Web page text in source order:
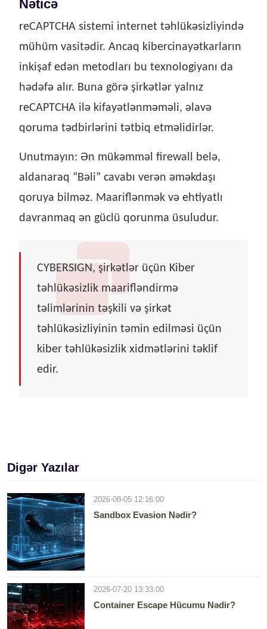
Nəticə
reCAPTCHA sistemi internet təhlükəsizliyində
mühüm vasitədir. Ancaq kibercinayətkarların
inkişaf edən metodları bu texnologiyanı da
hədəfə alır. Buna görə şirkətlər yalnız
reCAPTCHA ilə kifayətlənməməli, əlavə
qoruma tədbirlərini tətbiq etməlidirlər.
Unutmayın: Ən mükəmməl firewall belə,
aldanaraq “Bəli” cavabı verən əməkdaşı
qoruya bilməz. Maariflənmək və ehtiyatlı
davranmaq ən güclü qorunma üsuludur.
CYBERSIGN, şirkətlər üçün Kiber
təhlükəsizlik maarifləndirmə
təlimlərinin təşkili və şirkət
təhlükəsizliyinin təmin edilməsi üçün
kiber təhlükəsizlik xidmətlərini təklif
edir.
Digər Yazılar
2026-08-05 12:16:00
Sandbox Evasion Nədir?
2026-07-20 13:33:00
Container Escape Hücumu Nədir?